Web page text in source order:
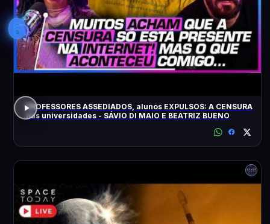
6
PROFESSORES ASSEDIADOS, alunos EXPULSOS: A CENSURA
nas universidades - SÁVIO DI MAIO E BEATRIZ BUENO